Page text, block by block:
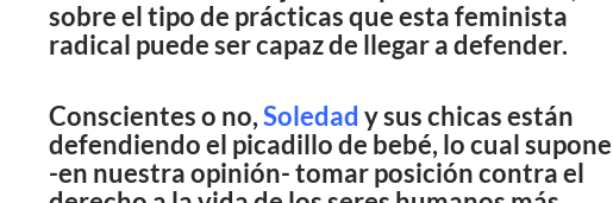
sobre el tipo de prácticas que esta feminista
radical puede ser capaz de llegar a defender.
Conscientes o no,Soledad y sus chicas están
defendiendo el picadillo de bebé, lo cual supone
-en nuestra opinión- tomar posición contra el